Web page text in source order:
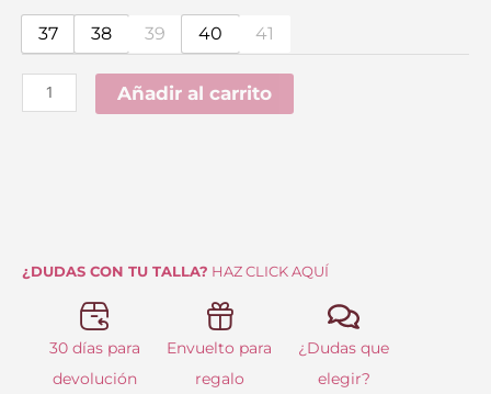
original
era:
99.95 €.
37 38 39 40 41
Ardosa
Leopardo
Popa
cantidad
Añadir al carrito
¿DUDAS CON TU TALLA? HAZ CLICK AQUÍ
30 días para
devolución
Envuelto para
regalo
¿Dudas que
elegir?